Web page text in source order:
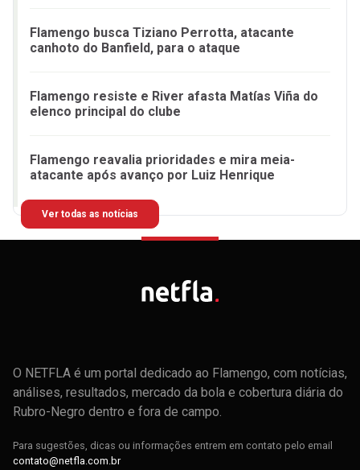
Flamengo busca Tiziano Perrotta, atacante
canhoto do Banfield, para o ataque
Flamengo resiste e River afasta Matías Viña do
elenco principal do clube
Flamengo reavalia prioridades e mira meia-
atacante após avanço por Luiz Henrique
Ver todas as notícias
O NETFLA é um portal dedicado ao Flamengo, com notícias,
análises, resultados, mercado da bola e cobertura diária do
Rubro-Negro dentro e fora de campo.
Para sugestões, dicas ou informações entrem em contato pelo email
contato@netfla.com.br